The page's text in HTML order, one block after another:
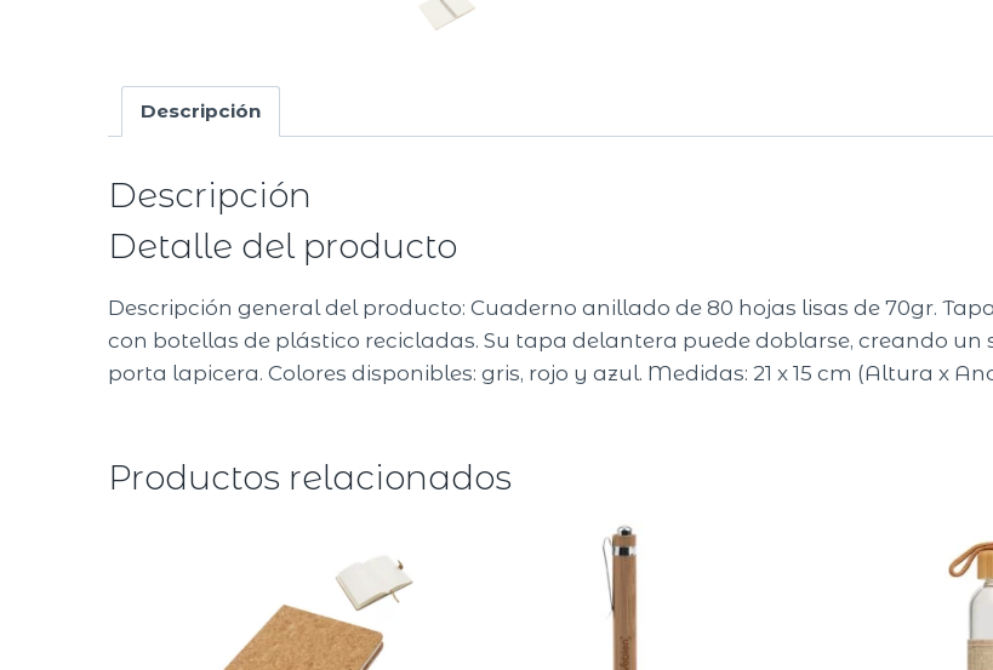
Descripción
Descripción
Detalle del producto
Descripción general del producto: Cuaderno anillado de 80 hojas lisas de 70gr.
con botellas de plástico recicladas. Su tapa delantera puede doblarse, creando
porta lapicera. Colores disponibles: gris, rojo y azul. Medidas: 21 x 15 cm (Altura x
Productos relacionados